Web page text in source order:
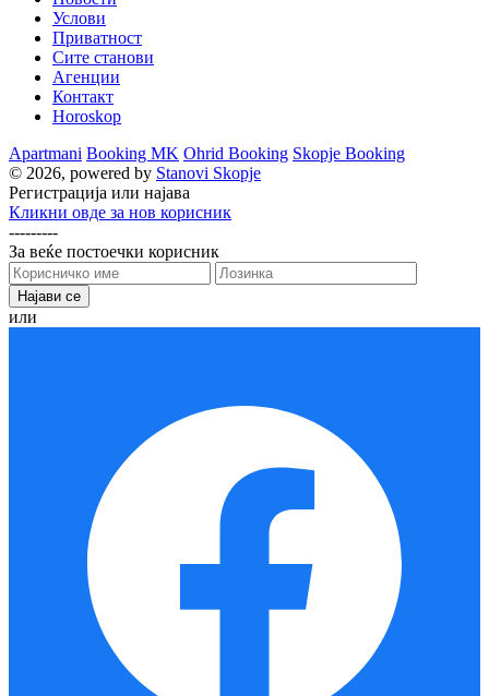
Услови
Приватност
Сите станови
Агенции
Контакт
Horoskop
Apartmani Booking MK Ohrid Booking Skopje Booking
© 2026, powered by Stanovi Skopje
Регистрација или најава
Кликни овде за нов корисник
---------
За веќе постоечки корисник
или